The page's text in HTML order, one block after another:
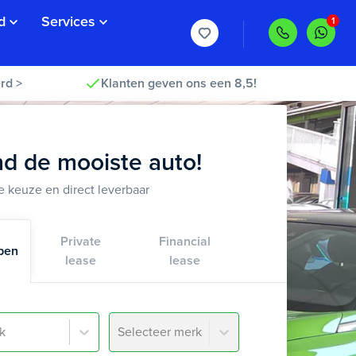
Services
> Klanten geven ons een 8,5!
de mooiste auto!
keuze en direct leverbaar
Private
lease
Financial
lease
Selecteer merk